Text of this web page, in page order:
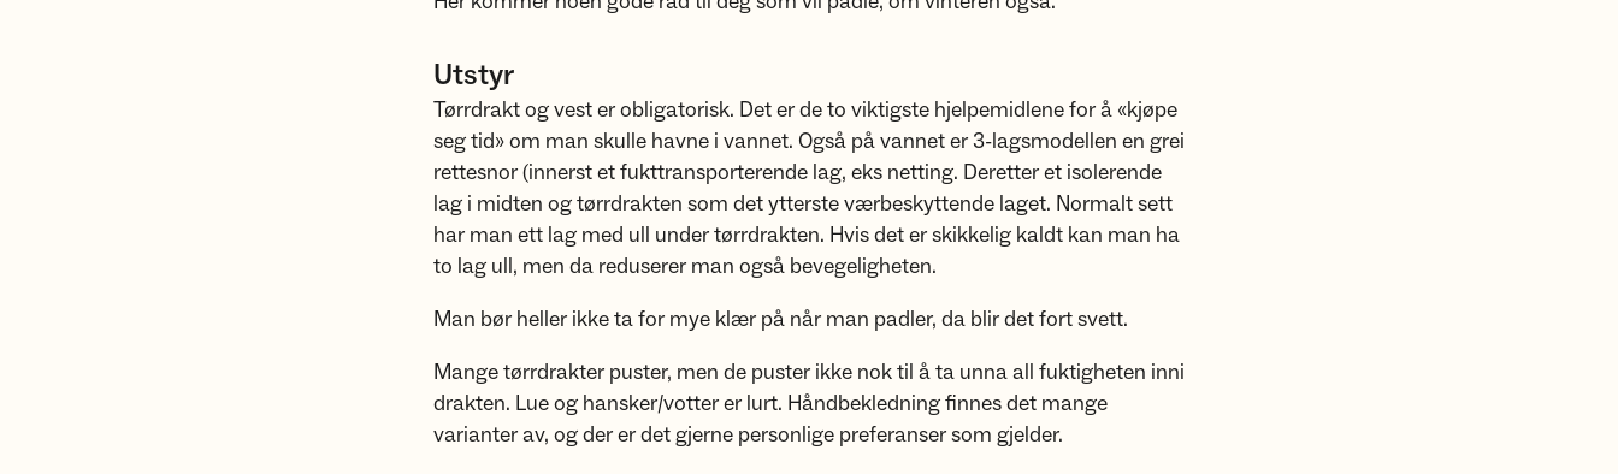
Utstyr
Tørrdrakt og vest er obligatorisk. Det er de to viktigste hjelpemidlene for å «kjøpe
seg tid» om man skulle havne i vannet. Også på vannet er 3-lagsmodellen en grei
rettesnor (innerst et fukttransporterende lag, eks netting. Deretter et isolerende
lag i midten og tørrdrakten som det ytterste værbeskyttende laget. Normalt sett
har man ett lag med ull under tørrdrakten. Hvis det er skikkelig kaldt kan man ha
to lag ull, men da reduserer man også bevegeligheten.
Man bør heller ikke ta for mye klær på når man padler, da blir det fort svett.
Mange tørrdrakter puster, men de puster ikke nok til å ta unna all fuktigheten inni
drakten. Lue og hansker/votter er lurt. Håndbekledning finnes det mange
varianter av, og der er det gjerne personlige preferanser som gjelder.